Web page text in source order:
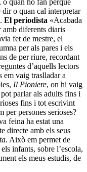
dir o quan cal interpretar
El periodista «Acabada
diferents diaris
fet de mestre, el
per als pares i els
de per riure, recordant
d’aquells lectors
em vaig traslladar a
Il Pioniere, on hi vaig
parlar als adults fins i
fins i tot escrivint
per persones serioses?
feina ha estat una
directe amb els seus
Això em permet de
infants, sobre l’escola,
els meus estudis, de